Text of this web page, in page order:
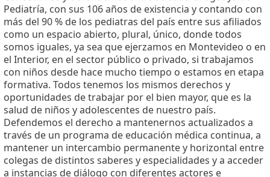
Pediatría, con sus 106 años de existencia y contando con
más del 90 % de los pediatras del país entre sus afiliados
como un espacio abierto, plural, único, donde todos
somos iguales, ya sea que ejerzamos en Montevideo o en
el Interior, en el sector público o privado, si trabajamos
con niños desde hace mucho tiempo o estamos en etapa
formativa. Todos tenemos los mismos derechos y
oportunidades de trabajar por el bien mayor, que es la
salud de niños y adolescentes de nuestro país.
Defendemos el derecho a mantenernos actualizados a
través de un programa de educación médica continua, a
mantener un intercambio permanente y horizontal entre
colegas de distintos saberes y especialidades y a acceder
a instancias de diálogo con diferentes actores e